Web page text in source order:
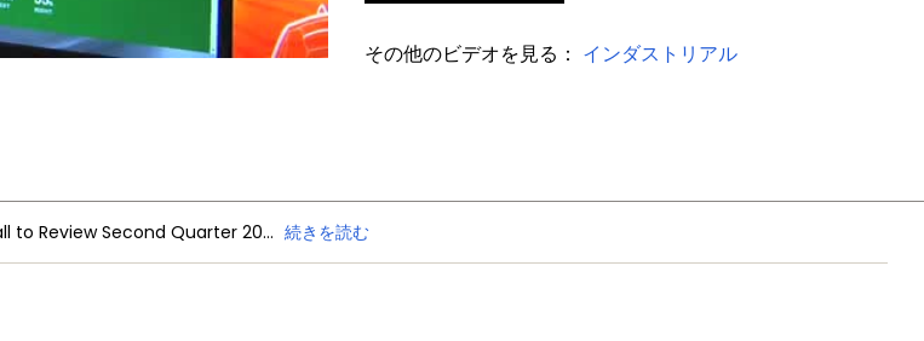
その他のビデオを見る： インダストリアル
NXP Semiconductors Announces Conference Call to Review Second Quarter 2026 Financial Results 続きを読む